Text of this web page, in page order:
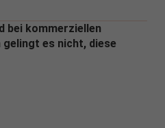
bei kommerziellen
gelingt es nicht, diese